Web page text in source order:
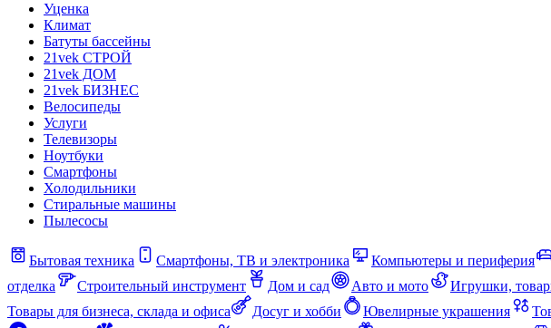
Уценка
Климат
Батуты бассейны
21vek СТРОЙ
21vek ДОМ
21vek БИЗНЕС
Велосипеды
Услуги
Телевизоры
Ноутбуки
Смартфоны
Холодильники
Стиральные машины
Пылесосы
Бытовая техника Смартфоны, ТВ и электроника Компьютеры и периферия
отделка
Строительный инструмент Дом и сад Авто и мото Игрушки,
Товары для бизнеса, склада и офиса
Досуг и хобби Ювелирные украшения